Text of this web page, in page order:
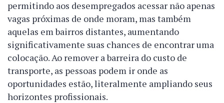
permitindo aos desempregados acessar não apenas
vagas próximas de onde moram, mas também
aquelas em bairros distantes, aumentando
significativamente suas chances de encontrar uma
colocação. Ao remover a barreira do custo de
transporte, as pessoas podem ir onde as
oportunidades estão, literalmente ampliando seus
horizontes profissionais.